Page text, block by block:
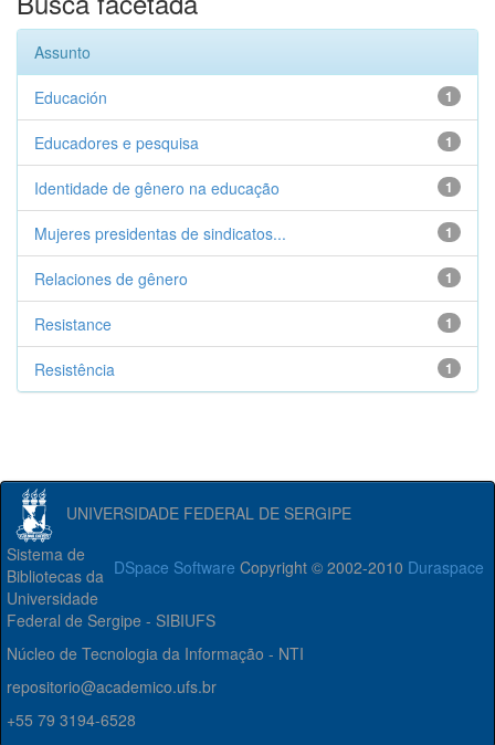
Assunto
1
Educación
1
Educadores e pesquisa
1
Identidade de gênero na educação
1
Mujeres presidentas de sindicatos...
1
Relaciones de gênero
1
Resistance
1
Resistência
UNIVERSIDADE FEDERAL DE SERGIPE
DSpace Software Copyright © 2002-2010 Duraspace
Sistema de
Bibliotecas da
Universidade
Federal de Sergipe - SIBIUFS
Núcleo de Tecnologia da Informação - NTI
repositorio@academico.ufs.br
+55 79 3194-6528